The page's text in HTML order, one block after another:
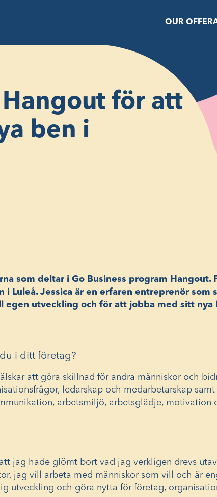
OUR OFFER
för att
ben i
som deltar i Go Business program Hangout.
i Luleå. Jessica är en erfaren entreprenör som
egen utveckling och för att jobba med sitt nya
i ditt företag?
att göra skillnad för andra människor och
ledarskap och medarbetarskap
arbetsmiljö, arbetsglädje, motivation
jag hade glömt bort vad jag verkligen drevs
jag vill arbeta med människor som vill och är
utveckling och göra nytta för företag,